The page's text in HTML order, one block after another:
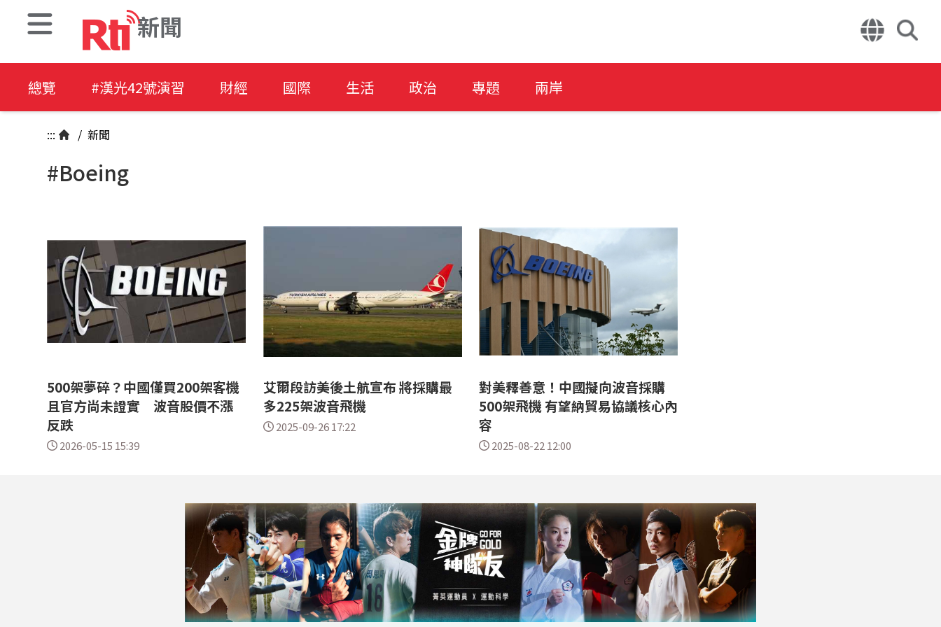
新聞
總覽 #漢光42號演習 財經 國際 生活 政治 專題 兩岸
::: / 新聞
#Boeing
500架夢碎？中國僅買200架客機
且官方尚未證實 波音股價不漲
反跌
2026-05-15 15:39
艾爾段訪美後土航宣布 將採購最
多225架波音飛機
2025-09-26 17:22
對美釋善意！中國擬向波音採購
500架飛機 有望納貿易協議核心內
容
2025-08-22 12:00